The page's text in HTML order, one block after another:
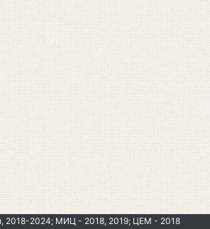
2018-2024; МИЦ - 2018, 2019; ЦЕМ - 2018